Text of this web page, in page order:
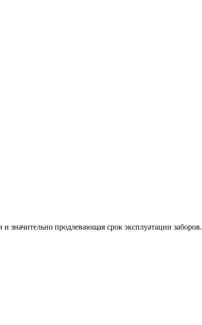
значительно продлевающая срок эксплуатации заборов.